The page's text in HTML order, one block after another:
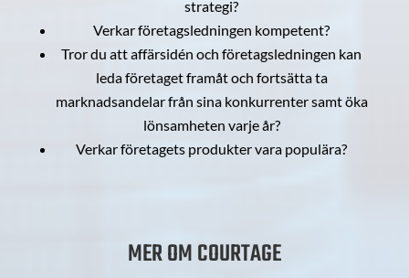
strategi?
Verkar företagsledningen kompetent?
Tror du att affärsidén och företagsledningen kan
leda företaget framåt och fortsätta ta
marknadsandelar från sina konkurrenter samt öka
lönsamheten varje år?
Verkar företagets produkter vara populära?
MER OM COURTAGE